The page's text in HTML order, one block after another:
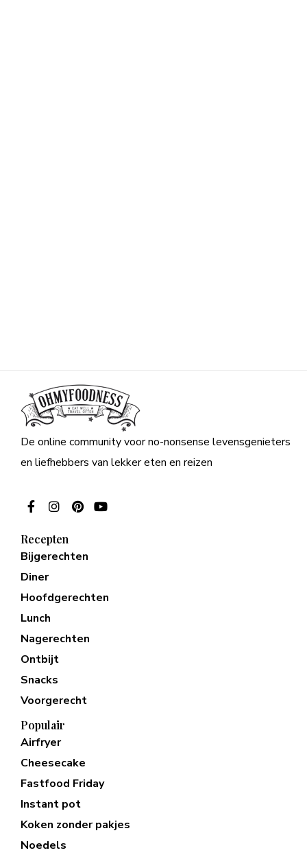
De online community voor no-nonsense levensgenieters
en liefhebbers van lekker eten en reizen
Recepten
Bijgerechten
Diner
Hoofdgerechten
Lunch
Nagerechten
Ontbijt
Snacks
Voorgerecht
Populair
Airfryer
Cheesecake
Fastfood Friday
Instant pot
Koken zonder pakjes
Noedels